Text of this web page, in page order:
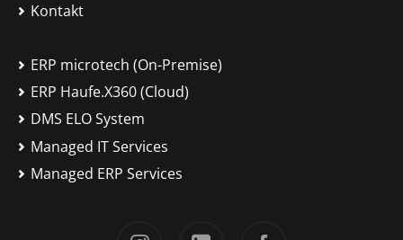
Kontakt
ERP microtech (On-Premise)
ERP Haufe.X360 (Cloud)
DMS ELO System
Managed IT Services
Managed ERP Services